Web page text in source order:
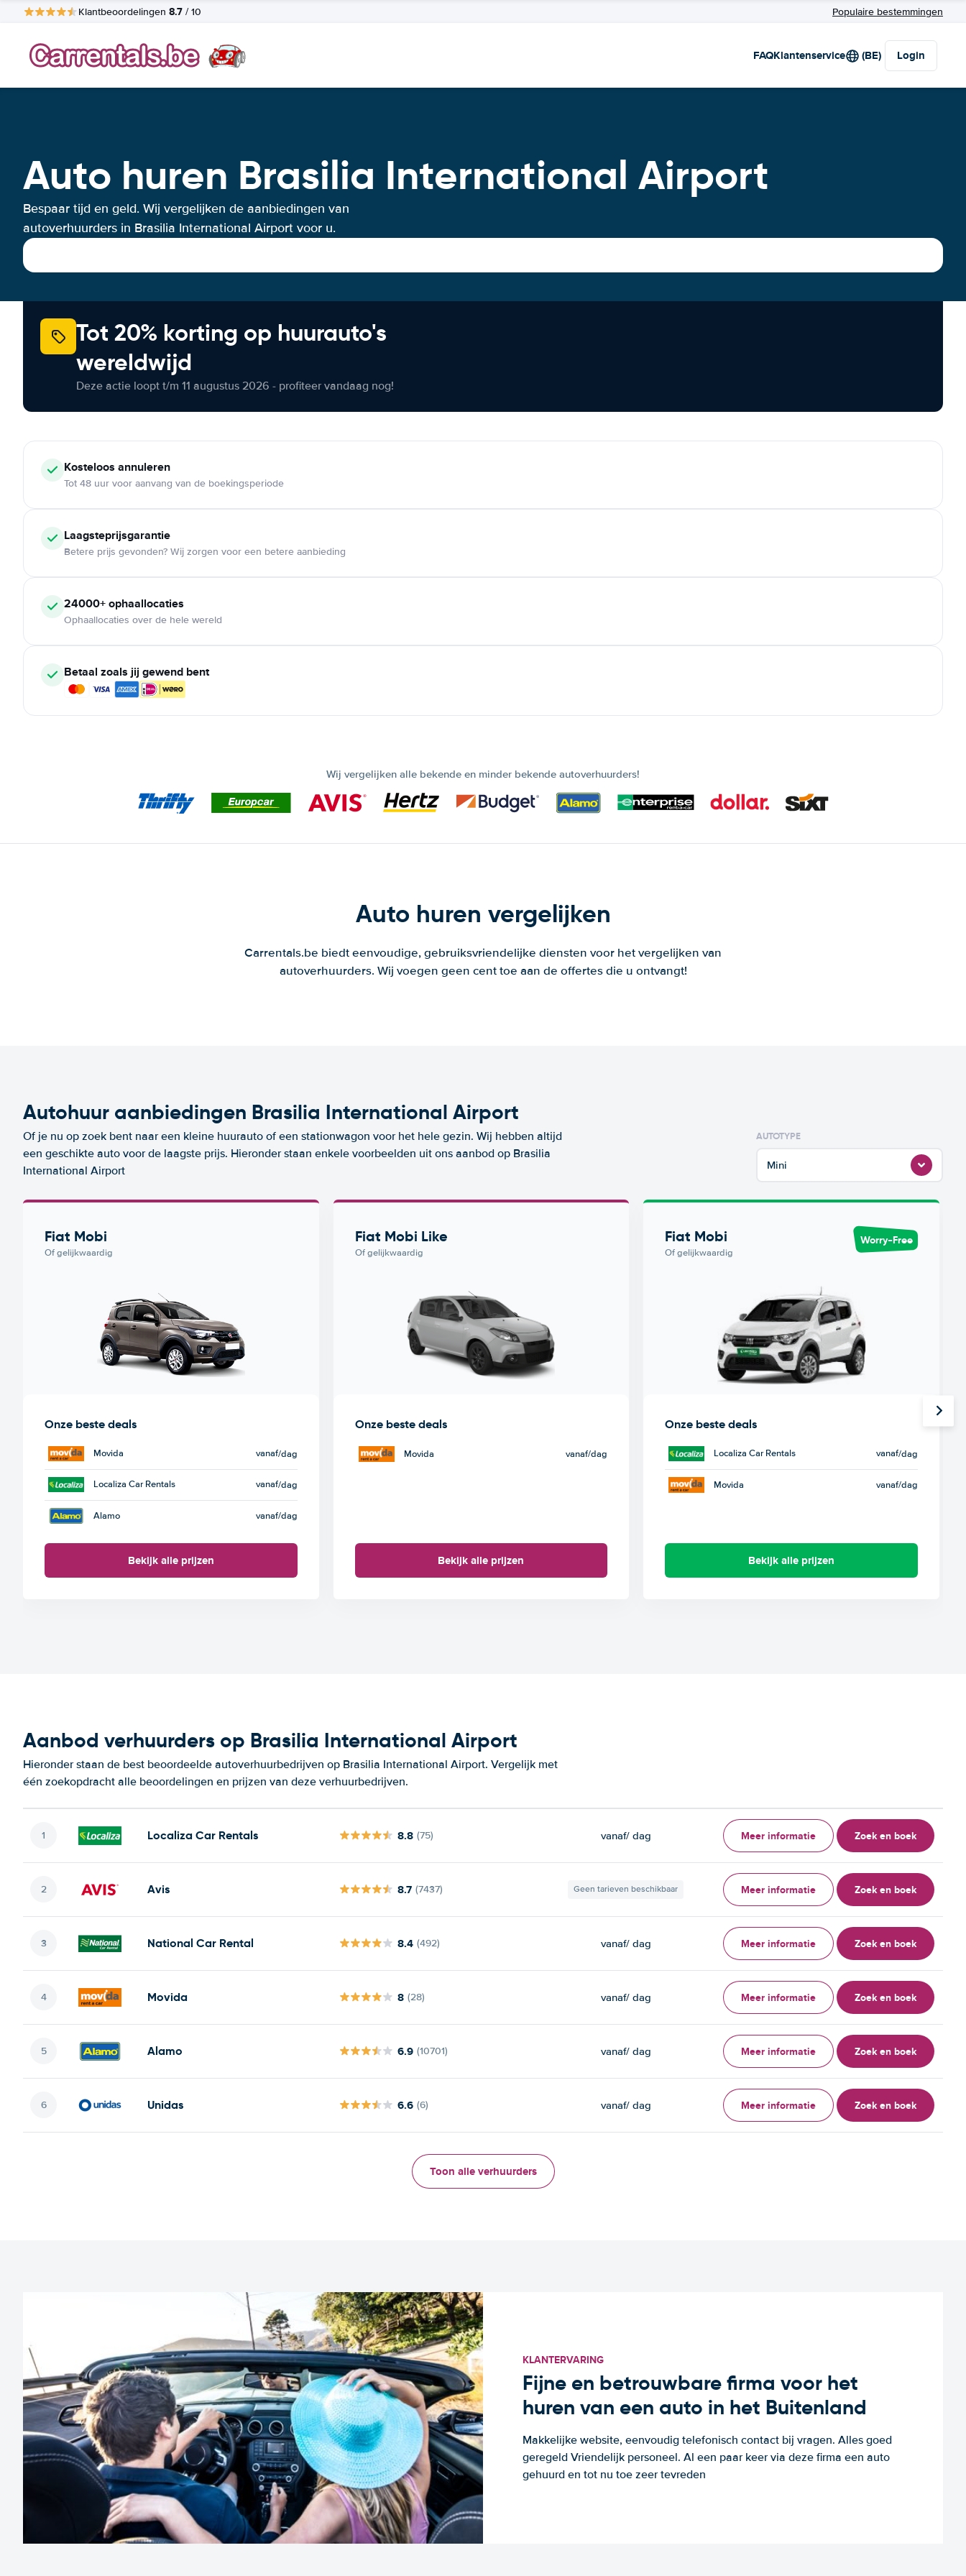
Klantbeoordelingen 8.7 / 10 Populaire bestemmingen
FAQKlantenservice (BE) Login
Auto huren Brasilia International Airport
Bespaar tijd en geld. Wij vergelijken de aanbiedingen van
autoverhuurders in Brasilia International Airport voor u.
Tot 20% korting op huurauto's
wereldwijd
Deze actie loopt t/m 11 augustus 2026 - profiteer vandaag nog!
Kosteloos annuleren
Tot 48 uur voor aanvang van de boekingsperiode
Laagsteprijsgarantie
Betere prijs gevonden? Wij zorgen voor een betere aanbieding
24000+ophaallocaties
Ophaallocaties over de hele wereld
Betaal zoals jij gewend bent
Wij vergelijken alle bekende en minder bekende autoverhuurders!
Auto huren vergelijken
Carrentals.be biedt eenvoudige, gebruiksvriendelijke diensten voor het vergelijken van
autoverhuurders. Wij voegen geen cent toe aan de offertes die u ontvangt!
Autohuur aanbiedingen Brasilia International Airport
Of je nu op zoek bent naar een kleine huurauto of een stationwagon voor het hele gezin. Wij hebben altijd
een geschikte auto voor de laagste prijs. Hieronder staan enkele voorbeelden uit ons aanbod op Brasilia
International Airport
AUTOTYPE
Mini
Fiat Mobi
Of gelijkwaardig
Onze beste deals
Movida vanaf/dag
Localiza Car Rentals vanaf/dag
Alamo vanaf/dag
Bekijk alle prijzen
Fiat Mobi Like
Of gelijkwaardig
Onze beste deals
Movida vanaf/dag
Bekijk alle prijzen
Fiat Mobi
Of gelijkwaardig
Worry-Free
Onze beste deals
Localiza Car Rentals vanaf/dag
Movida vanaf/dag
Bekijk alle prijzen
Aanbod verhuurders op Brasilia International Airport
Hieronder staan de best beoordeelde autoverhuurbedrijven op Brasilia International Airport. Vergelijk met
één zoekopdracht alle beoordelingen en prijzen van deze verhuurbedrijven.
Localiza Car Rentals 8.8 (75) vanaf/ dag Meer informatie Zoek en boek
Avis 8.7 (7437) Geen tarieven beschikbaar Meer informatie Zoek en boek
National Car Rental 8.4 (492) vanaf/ dag Meer informatie Zoek en boek
Movida 8 (28) vanaf/ dag Meer informatie Zoek en boek
Alamo 6.9 (10701) vanaf/ dag Meer informatie Zoek en boek
Unidas 6.6 (6) vanaf/ dag Meer informatie Zoek en boek
Toon alle verhuurders
KLANTERVARING
Fijne en betrouwbare firma voor het
huren van een auto in het Buitenland
Makkelijke website, eenvoudig telefonisch contact bij vragen. Alles goed
geregeld Vriendelijk personeel. Al een paar keer via deze firma een auto
gehuurd en tot nu toe zeer tevreden